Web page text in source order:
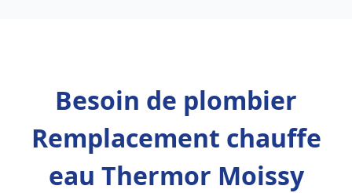
Besoin de plombier
Remplacement chauffe
eau Thermor Moissy